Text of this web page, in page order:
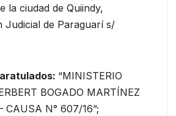
la ciudad de Quiindy,
Judicial de Paraguarí s/
“MINISTERIO
BOGADO MARTÍNEZ
CAUSA N° 607/16”;